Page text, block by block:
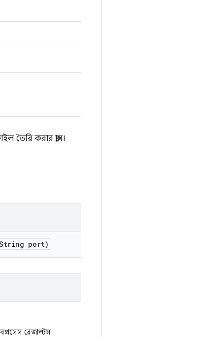
তৈরি করার ক্লাস।
port)
রেজাল্টস